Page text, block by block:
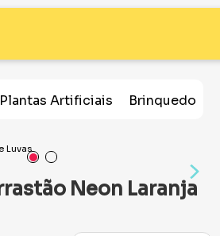
Plantas Artificiais Brinquedos
Luvas
Neon Laranja